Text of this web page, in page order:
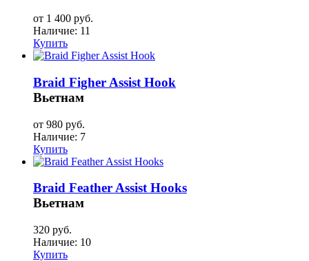
от 1 400 руб.
Наличие: 11
Купить
Braid Figher Assist Hook
Вьетнам
от 980 руб.
Наличие: 7
Купить
Braid Feather Assist Hooks
Вьетнам
320 руб.
Наличие: 10
Купить